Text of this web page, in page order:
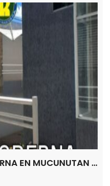
SE VENDE CASA MODERNA EN MUCUNUTAN MÉRIDA VE